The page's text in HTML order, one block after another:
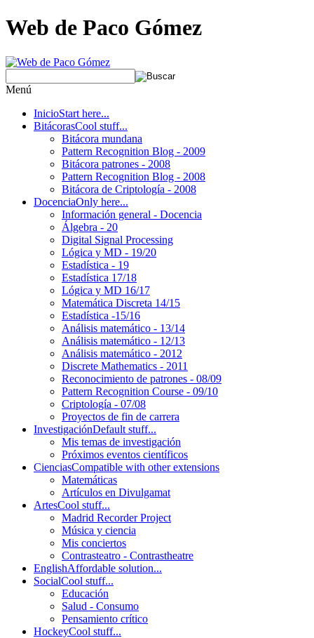
Web de Paco Gómez
Menú
InicioStart here...
BitácorasCool stuff...
Bitácora mundana
Pattern Recognition Blog - 2009
Bitácora patrones - 2008
Pattern Recognition Blog - 2008
Bitácora de Criptología - 2008
DocenciaOnly here...
Información general - Docencia
Álgebra - 20
Digital Signal Processing
Lógica y MD - 19/20
Estadística - 19
Estadística 17/18
Lógica y MD 16/17
Matemática Discreta 14/15
Estadística -15/16
Análisis matemático - 13/14
Análisis matemático - 12/13
Análisis matemático - 2012
Discrete Mathematics - 2011
Reconocimiento de patrones - 08/09
Pattern Recognition Course - 09/10
Criptología - 07/08
Proyectos de fin de carrera
InvestigaciónDefault stuff...
Mis temas de investigación
Próximos eventos científicos
CienciasCompatible with other extensions
Matemáticas
Artículos en Divulgamat
ArtesCool stuff...
Madrid Recorder Project
Música y ciencia
Mis conciertos
Contrasteatro - Contrastheatre
EnglishAffordable solution...
SocialCool stuff...
Educación
Salud - Consumo
Pensamiento crítico
HockeyCool stuff...